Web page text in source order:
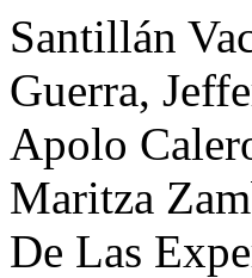
Santillán
Guerra,
Apolo
Maritza
De Las